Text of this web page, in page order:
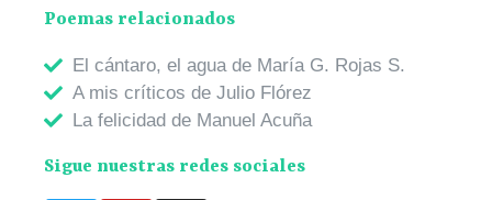
Poemas relacionados
El cántaro, el agua de María G. Rojas S.
A mis críticos de Julio Flórez
La felicidad de Manuel Acuña
Sigue nuestras redes sociales